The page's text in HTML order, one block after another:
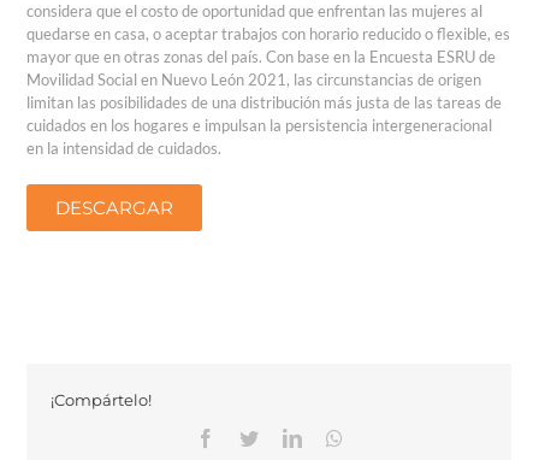
considera que el costo de oportunidad que enfrentan las mujeres al
quedarse en casa, o aceptar trabajos con horario reducido o flexible, es
mayor que en otras zonas del país. Con base en la Encuesta ESRU de
Movilidad Social en Nuevo León 2021, las circunstancias de origen
limitan las posibilidades de una distribución más justa de las tareas de
cuidados en los hogares e impulsan la persistencia intergeneracional
en la intensidad de cuidados.
DESCARGAR
¡Compártelo!